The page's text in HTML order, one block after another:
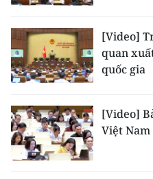
TIN MỚI
Trung du và miền núi
Đồng bằng sông Hồng
[Video]
quan
quốc gia
[Video]
Việt